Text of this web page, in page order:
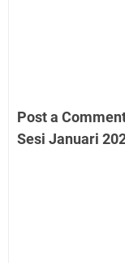
Post a
Sesi Januari